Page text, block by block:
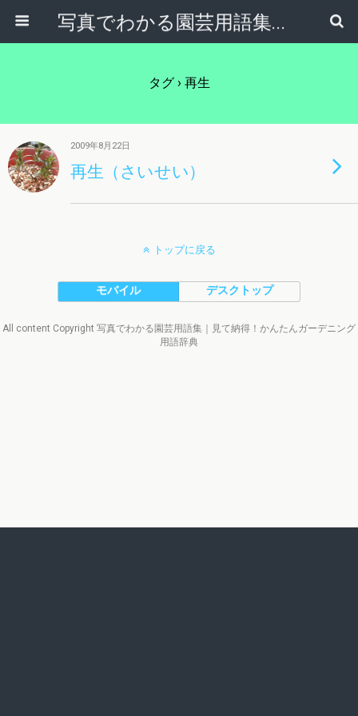
写真でわかる園芸用語集｜見て納得！かんたんガーデニング用語辞典
タグ › 再生
2009年8月22日
再生（さいせい）
トップに戻る
モバイル デスクトップ
All content Copyright 写真でわかる園芸用語集｜見て納得！かんたんガーデニング
用語辞典